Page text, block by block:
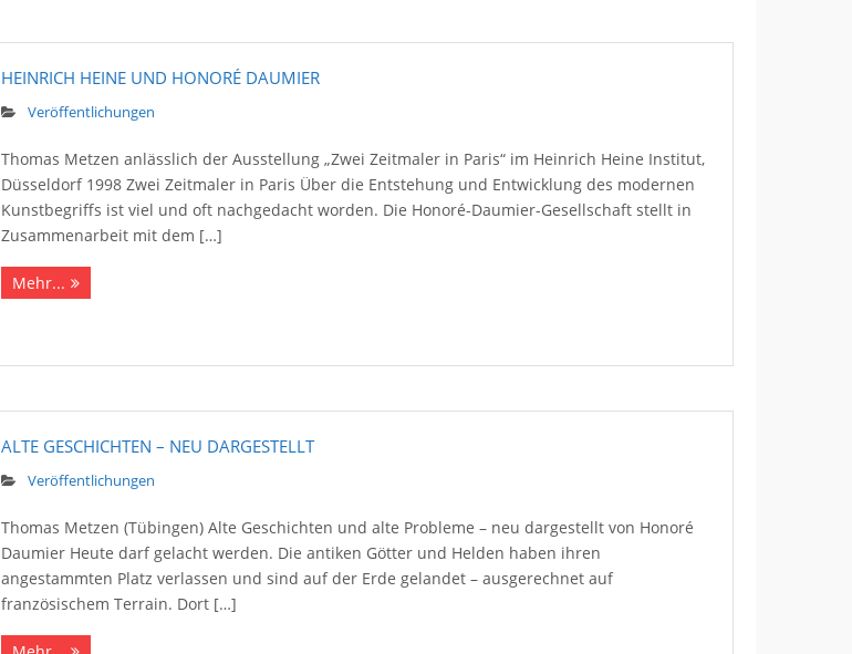
HEINRICH HEINE UND HONORÉ DAUMIER
Veröffentlichungen
Thomas Metzen anlässlich der Ausstellung „Zwei Zeitmaler in Paris“ im Heinrich Heine Institut,
Düsseldorf 1998 Zwei Zeitmaler in Paris Über die Entstehung und Entwicklung des modernen
Kunstbegriffs ist viel und oft nachgedacht worden. Die Honoré-Daumier-Gesellschaft stellt in
Zusammenarbeit mit dem […]
Mehr...
ALTE GESCHICHTEN – NEU DARGESTELLT
Veröffentlichungen
Thomas Metzen (Tübingen) Alte Geschichten und alte Probleme – neu dargestellt von Honoré
Daumier Heute darf gelacht werden. Die antiken Götter und Helden haben ihren
angestammten Platz verlassen und sind auf der Erde gelandet – ausgerechnet auf
französischem Terrain. Dort […]